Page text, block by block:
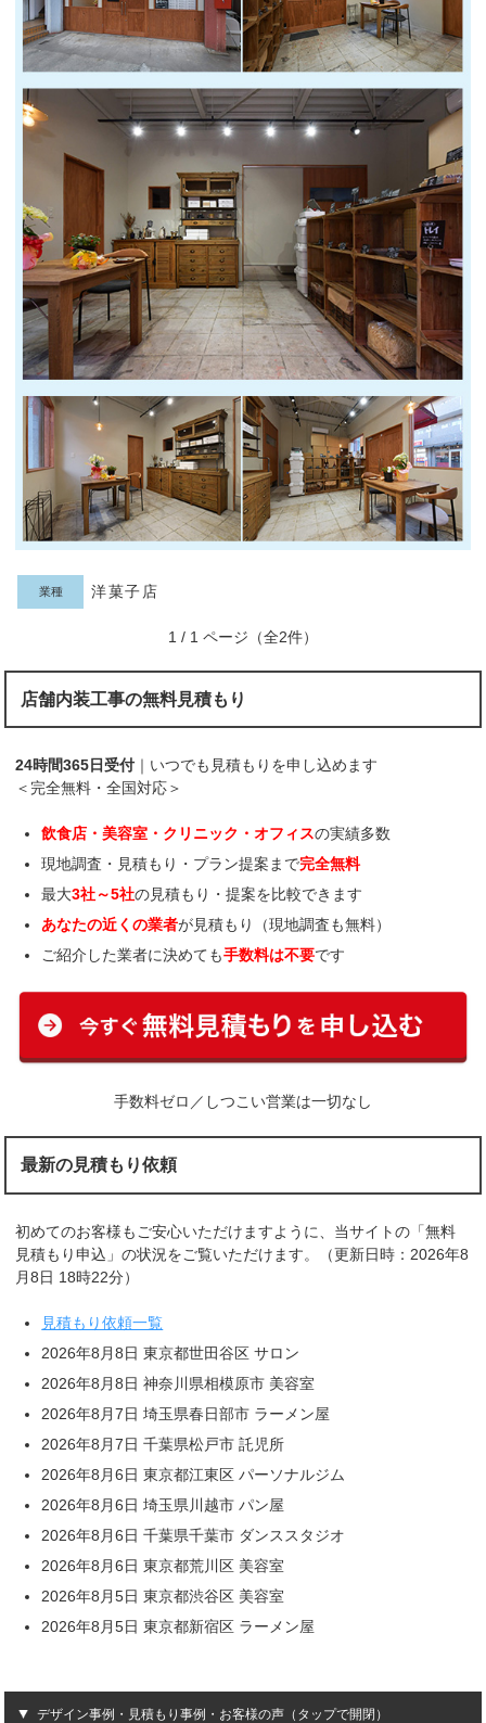
業種 洋菓子店
1 / 1 ページ（全2件）
店舗内装工事の無料見積もり
24時間365日受付 ｜いつでも見積もりを申し込めます
＜完全無料・全国対応＞
飲食店・美容室・クリニック・オフィスの実績多数
現地調査・見積もり・プラン提案まで完全無料
最大3社～5社の見積もり・提案を比較できます
あなたの近くの業者が見積もり（現地調査も無料）
ご紹介した業者に決めても手数料は不要です
手数料ゼロ／しつこい営業は一切なし
最新の見積もり依頼
初めてのお客様もご安心いただけますように、当サイトの「無料
見積もり申込」の状況をご覧いただけます。（更新日時：2026年8
月8日 18時22分）
見積もり依頼一覧
2026年8月8日 東京都世田谷区 サロン
2026年8月8日 神奈川県相模原市 美容室
2026年8月7日 埼玉県春日部市 ラーメン屋
2026年8月7日 千葉県松戸市 託児所
2026年8月6日 東京都江東区 パーソナルジム
2026年8月6日 埼玉県川越市 パン屋
2026年8月6日 千葉県千葉市 ダンススタジオ
2026年8月6日 東京都荒川区 美容室
2026年8月5日 東京都渋谷区 美容室
2026年8月5日 東京都新宿区 ラーメン屋
デザイン事例・見積もり事例・お客様の声（タップで開閉）